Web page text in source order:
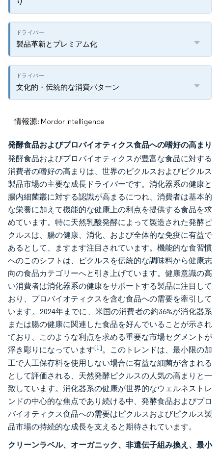
製品革新とプレミアム化
文化的・伝統的な消費パターン
情報源: Mordor Intelligence
発酵食品およびプロバイオティクス食品への嗜好の高まり
発酵食品およびプロバイオティクスが豊富な食品に対する
消費者の嗜好の高まりは、世界のピクルスおよびピクルス
製品市場の主要な成長ドライバーです。消化器系の健康と
腸内細菌叢に対する認識が高まるにつれ、消費者は基本的
な栄養に加えて機能的な健康上の利点を提供する食品を求
めています。特に天然乳酸発酵によって製造された発酵ピ
クルスは、腸の健康、消化、および全体的な免疫に有益で
あるとして、ますます注目されています。機能的な食習慣
へのこのシフトは、ピクルスを伝統的な調味料から健康志
向の食品カテゴリーへと引き上げています。健康意識の高
い消費者は消化器系の健康をサポートする製品に注目して
おり、プロバイオティクスを含む食品への需要を牽引して
います。2024年までに、米国の消費者の約36%が消化器系
または腸の健康に関連した食品を好んでいることが示され
ており、このような利点を求める重要な市場セグメントが
浮き彫りになっています[1]。このトレンドは、最小限の加
工で人工保存料を使用しない場合に有益な細菌が含まれる
として評価される、天然発酵ピクルスの人気の高まりと一
致しています。消化器系の健康が世界的なウェルネストレ
ンドの中心的な焦点であり続ける中、発酵食品およびプロ
バイオティクス食品への需要はピクルスおよびピクルス製
品市場の持続的な成長を支えると期待されています。
クリーンラベル、オーガニック、非遺伝子組み換え、最小